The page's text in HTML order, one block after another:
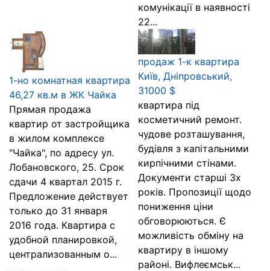
комунікації в наявності
22...
1-но комнатная квартира
46,27 кв.м в ЖК Чайка
Прямая продажа
квартир от застройщика
в жилом комплексе
"Чайка", по адресу ул.
Лобановского, 25. Срок
сдачи 4 квартал 2015 г.
Предложение действует
только до 31 января
2016 года. Квартира с
удобной планировкой,
централизованным о...
продаж 1-к квартира
Київ, Дніпровський,
31000 $
квартира під
косметичний ремонт.
чудове розташування,
будівля з капітальними
кирпічними стінами.
Документи старші 3х
років. Пропозиції щодо
пониження ціни
обговорюються. Є
можливість обміну на
квартиру в іншому
районі. Вифлеємськ...